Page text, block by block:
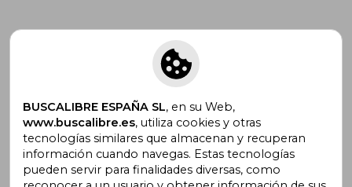
Suscríbete para recibir ofertas y
promociones
¿Necesitas ayuda?
BUSCALIBRE ESPAÑA SL, en su Web,
www.buscalibre.es, utiliza cookies y otras
tecnologías similares que almacenan y recuperan
información cuando navegas. Estas tecnologías
pueden servir para finalidades diversas, como